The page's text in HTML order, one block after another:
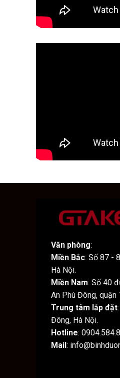
Văn phòng:
Miền Bắc: Số 87 -
Hà Nội.
Miền Nam: Số 40
An Phú Đông, quận
Trung tâm lắp đặt
Đông, Hà Nội.
Hotline:
Mail :